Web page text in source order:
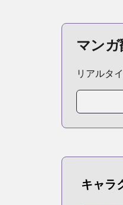
マン
リアルタ
キャラ